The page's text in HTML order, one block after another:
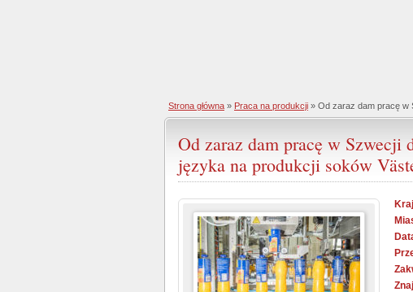
Strona główna » Praca na produkcji » Od zaraz dam pracę w
Od zaraz dam pracę w Szwecji
języka na produkcji soków